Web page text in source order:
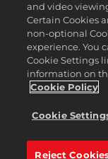
Kişisel
©2016-2026 Take-
Civilization, and
Burada adı
and video
Certain Cookies
non-optional
experience. You
Cookie Settings
information on
Cookie Policy
Cookie
Reject